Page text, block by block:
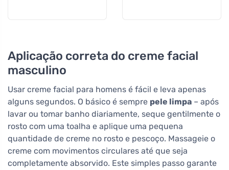
Aplicação correta do creme facial
masculino
Usar creme facial para homens é fácil e leva apenas
alguns segundos. O básico é sempre pele limpa – após
lavar ou tomar banho diariamente, seque gentilmente o
rosto com uma toalha e aplique uma pequena
quantidade de creme no rosto e pescoço. Massageie o
creme com movimentos circulares até que seja
completamente absorvido. Este simples passo garante